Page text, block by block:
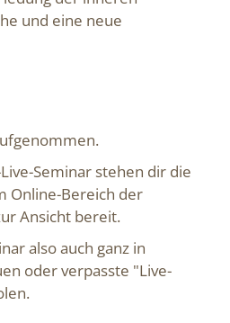
und eine neue
Seminar stehen dir die
Online-Bereich der
Ansicht bereit.
also auch ganz in
oder verpasste "Live-